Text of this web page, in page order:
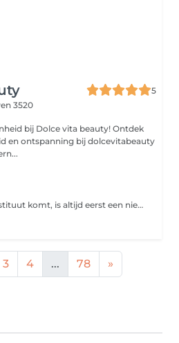
5
3520
bij Dolce vita beauty! Ontdek
en ontspanning bij dolcevitabeauty
ern...
Indien je van een ander instituut komt, is altijd eerst een nieuwe set.
3 4 ... 78 »